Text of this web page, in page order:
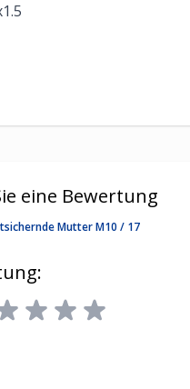
eine Bewertung
Mutter M10 / 17